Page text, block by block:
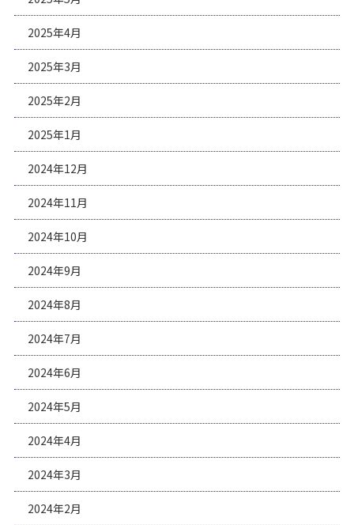
2025年4月
2025年3月
2025年2月
2025年1月
2024年12月
2024年11月
2024年10月
2024年9月
2024年8月
2024年7月
2024年6月
2024年5月
2024年4月
2024年3月
2024年2月